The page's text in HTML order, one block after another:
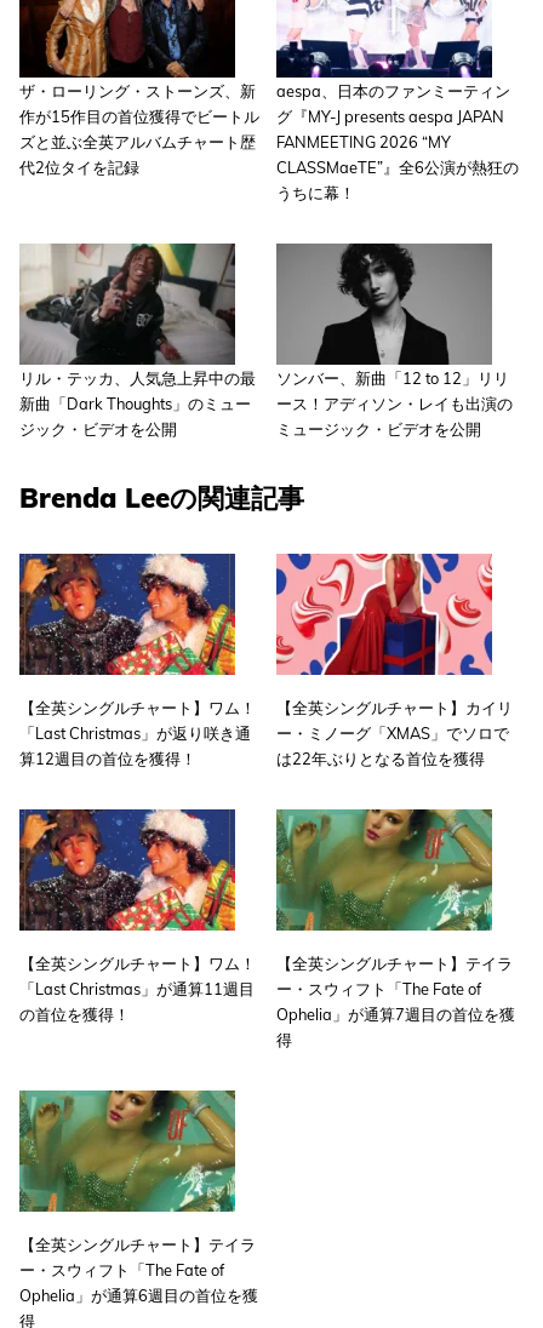
ザ・ローリング・ストーンズ、新
作が15作目の首位獲得でビートル
ズと並ぶ全英アルバムチャート歴
代2位タイを記録
aespa、日本のファンミーティン
グ『MY-J presents aespa JAPAN
FANMEETING 2026 “MY
CLASSMaeTE”』全6公演が熱狂の
うちに幕！
リル・テッカ、人気急上昇中の最
新曲「Dark Thoughts」のミュー
ジック・ビデオを公開
ソンバー、新曲「12 to 12」リリ
ース！アディソン・レイも出演の
ミュージック・ビデオを公開
Brenda Leeの関連記事
【全英シングルチャート】ワム！
「Last Christmas」が返り咲き通
算12週目の首位を獲得！
【全英シングルチャート】カイリ
ー・ミノーグ「XMAS」でソロで
は22年ぶりとなる首位を獲得
【全英シングルチャート】ワム！
「Last Christmas」が通算11週目
の首位を獲得！
【全英シングルチャート】テイラ
ー・スウィフト「The Fate of
Ophelia」が通算7週目の首位を獲
得
【全英シングルチャート】テイラ
ー・スウィフト「The Fate of
Ophelia」が通算6週目の首位を獲
得